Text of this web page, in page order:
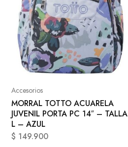
Accesorios
MORRAL TOTTO ACUARELA
JUVENIL PORTA PC 14″ – TALLA
L – AZUL
$ 149.900